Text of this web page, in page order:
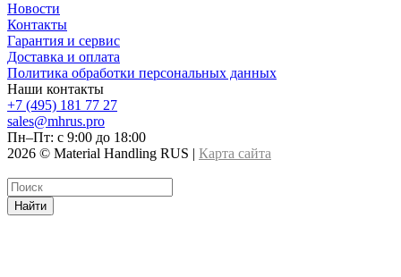
Б/у техника
Информация для клиентов
О компании
Новости
Контакты
Гарантия и сервис
Доставка и оплата
Политика обработки персональных данных
Наши контакты
+7 (495) 181 77 27
sales@mhrus.pro
Пн–Пт: с 9:00 до 18:00
2026 © Material Handling RUS |